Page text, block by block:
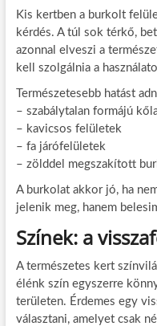
Kis kertben a burkolt
kérdés. A túl sok térkő,
azonnal elveszi a
kell szolgálnia a
Természetesebb hatást
– szabálytalan formájú
– kavicsos felületek
– fa járófelületek
– zölddel megszakított
A burkolat akkor jó, ha
jelenik meg, hanem
Színek: a
A természetes kert
élénk szín egyszerre
területen. Érdemes egy
választani, amelyet csak